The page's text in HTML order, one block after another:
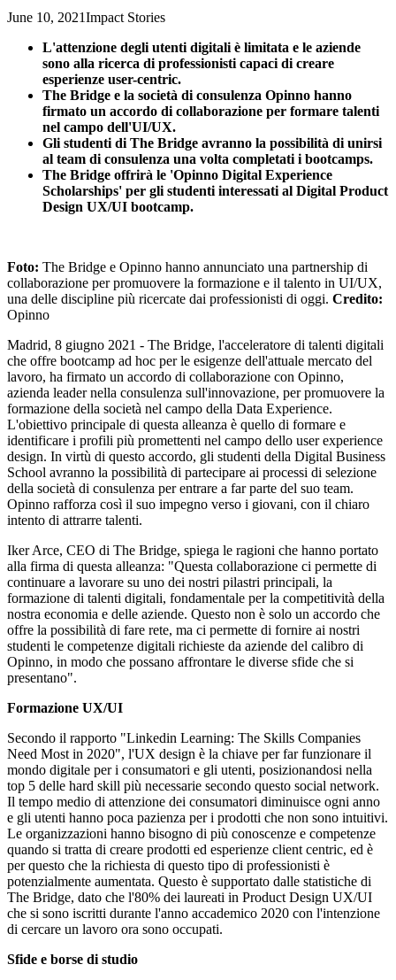
June 10, 2021Impact Stories
L'attenzione degli utenti digitali è limitata e le aziende
sono alla ricerca di professionisti capaci di creare
esperienze user-centric.
The Bridge e la società di consulenza Opinno hanno
firmato un accordo di collaborazione per formare talenti
nel campo dell'UI/UX.
Gli studenti di The Bridge avranno la possibilità di unirsi
al team di consulenza una volta completati i bootcamps.
The Bridge offrirà le 'Opinno Digital Experience
Scholarships' per gli studenti interessati al Digital Product
Design UX/UI bootcamp.
Foto: The Bridge e Opinno hanno annunciato una partnership di
collaborazione per promuovere la formazione e il talento in UI/UX,
una delle discipline più ricercate dai professionisti di oggi. Credito:
Opinno
Madrid, 8 giugno 2021 - The Bridge, l'acceleratore di talenti digitali
che offre bootcamp ad hoc per le esigenze dell'attuale mercato del
lavoro, ha firmato un accordo di collaborazione con Opinno,
azienda leader nella consulenza sull'innovazione, per promuovere la
formazione della società nel campo della Data Experience.
L'obiettivo principale di questa alleanza è quello di formare e
identificare i profili più promettenti nel campo dello user experience
design. In virtù di questo accordo, gli studenti della Digital Business
School avranno la possibilità di partecipare ai processi di selezione
della società di consulenza per entrare a far parte del suo team.
Opinno rafforza così il suo impegno verso i giovani, con il chiaro
intento di attrarre talenti.
Iker Arce, CEO di The Bridge, spiega le ragioni che hanno portato
alla firma di questa alleanza: "Questa collaborazione ci permette di
continuare a lavorare su uno dei nostri pilastri principali, la
formazione di talenti digitali, fondamentale per la competitività della
nostra economia e delle aziende. Questo non è solo un accordo che
offre la possibilità di fare rete, ma ci permette di fornire ai nostri
studenti le competenze digitali richieste da aziende del calibro di
Opinno, in modo che possano affrontare le diverse sfide che si
presentano".
Formazione UX/UI
Secondo il rapporto "Linkedin Learning: The Skills Companies
Need Most in 2020", l'UX design è la chiave per far funzionare il
mondo digitale per i consumatori e gli utenti, posizionandosi nella
top 5 delle hard skill più necessarie secondo questo social network.
Il tempo medio di attenzione dei consumatori diminuisce ogni anno
e gli utenti hanno poca pazienza per i prodotti che non sono intuitivi.
Le organizzazioni hanno bisogno di più conoscenze e competenze
quando si tratta di creare prodotti ed esperienze client centric, ed è
per questo che la richiesta di questo tipo di professionisti è
potenzialmente aumentata. Questo è supportato dalle statistiche di
The Bridge, dato che l'80% dei laureati in Product Design UX/UI
che si sono iscritti durante l'anno accademico 2020 con l'intenzione
di cercare un lavoro ora sono occupati.
Sfide e borse di studio